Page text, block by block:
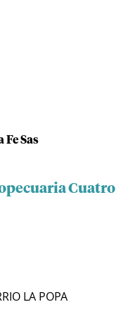
Sas
Cuatro
LA POPA